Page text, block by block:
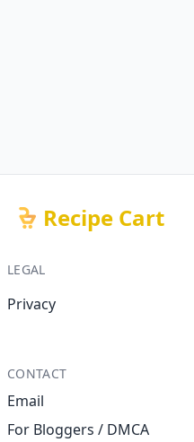
Recipe Cart
LEGAL
Privacy
CONTACT
Email
For Bloggers / DMCA